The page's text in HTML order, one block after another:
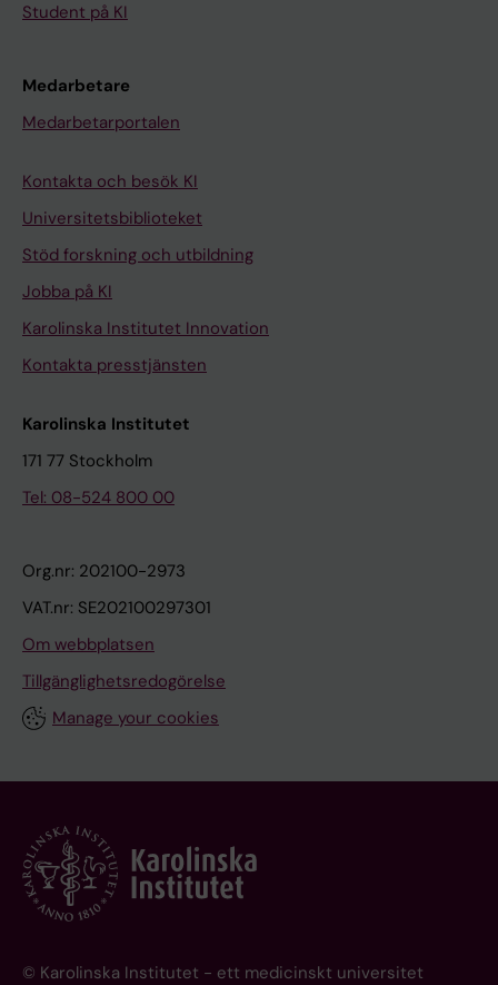
Student på KI
Medarbetare
Medarbetarportalen
Kontakta och besök KI
Universitetsbiblioteket
Stöd forskning och utbildning
Jobba på KI
Karolinska Institutet Innovation
Kontakta presstjänsten
Karolinska Institutet
171 77 Stockholm
Tel: 08-524 800 00
Org.nr: 202100-2973
VAT.nr: SE202100297301
Om webbplatsen
Tillgänglighetsredogörelse
Manage your cookies
© Karolinska Institutet - ett medicinskt universitet